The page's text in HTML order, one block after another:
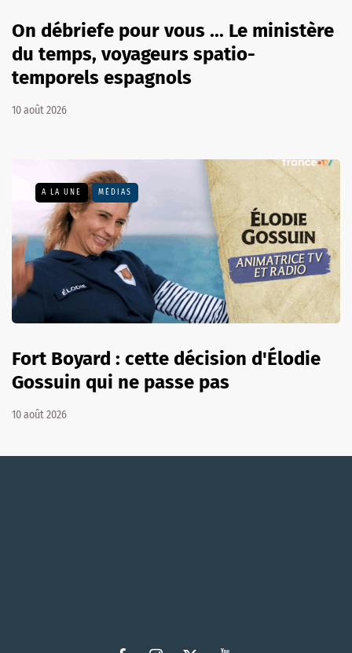
On débriefe pour vous ... Le ministère
du temps, voyageurs spatio-
temporels espagnols
10 août 2026
A LA UNE MÉDIAS
Fort Boyard : cette décision d'Élodie
Gossuin qui ne passe pas
10 août 2026